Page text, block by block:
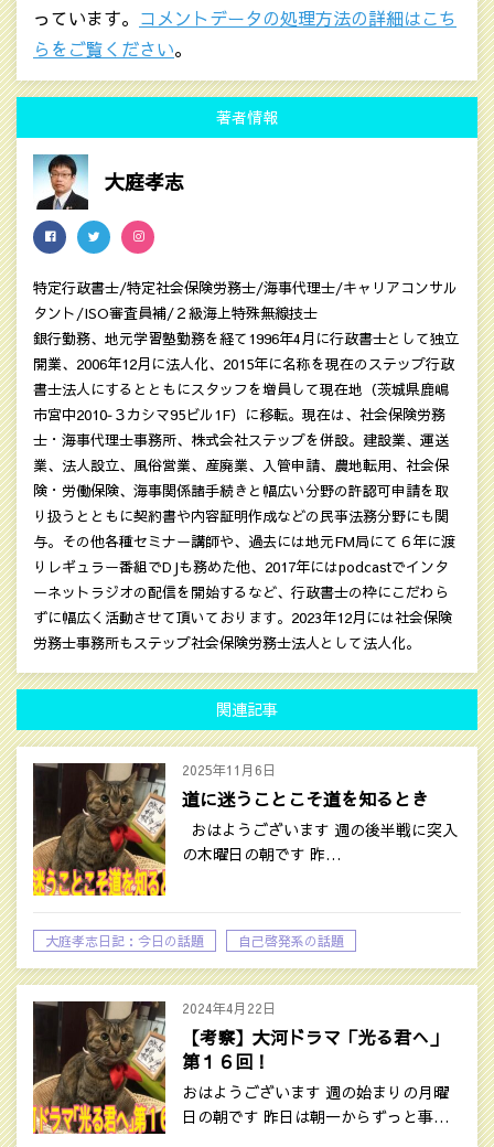
っています。 コメントデータの処理方法の詳細はこち
らをご覧ください。
著者情報
大庭孝志
特定行政書士/特定社会保険労務士/海事代理士/キャリアコンサル
タント/ISO審査員補/２級海上特殊無線技士
銀行勤務、地元学習塾勤務を経て1996年4月に行政書士として独立
開業、2006年12月に法人化、2015年に名称を現在のステップ行政
書士法人にするとともにスタッフを増員して現在地（茨城県鹿嶋
市宮中2010‐３カシマ95ビル1F）に移転。現在は、社会保険労務
士・海事代理士事務所、株式会社ステップを併設。建設業、運送
業、法人設立、風俗営業、産廃業、入管申請、農地転用、社会保
険・労働保険、海事関係諸手続きと幅広い分野の許認可申請を取
り扱うとともに契約書や内容証明作成などの民亊法務分野にも関
与。その他各種セミナー講師や、過去には地元FM局にて６年に渡
りレギュラー番組でDJも務めた他、2017年にはpodcastでインタ
ーネットラジオの配信を開始するなど、行政書士の枠にこだわら
ずに幅広く活動させて頂いております。2023年12月には社会保険
労務士事務所もステップ社会保険労務士法人として法人化。
関連記事
2025年11月6日
道に迷うことこそ道を知るとき
おはようございます 週の後半戦に突入
の木曜日の朝です 昨…
大庭孝志日記：今日の話題 自己啓発系の話題
2024年4月22日
【考察】大河ドラマ「光る君へ」
第１６回！
おはようございます 週の始まりの月曜
日の朝です 昨日は朝一からずっと事…